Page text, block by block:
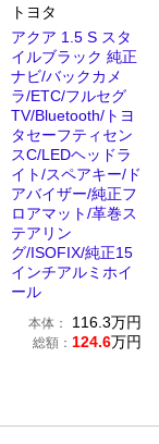
トヨタ
アクア 1.5 S スタ
イルブラック 純正
ナビ/バックカメ
ラ/ETC/フルセグ
TV/Bluetooth/トヨ
タセーフティセン
スC/LEDヘッドラ
イト/スペアキー/ド
アバイザー/純正フ
ロアマット/革巻ス
テアリン
グ/ISOFIX/純正15
インチアルミホイ
ール
本体： 116.3万円
総額： 124.6万円